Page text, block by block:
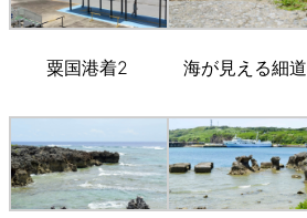
粟国港着2 海が見える細道